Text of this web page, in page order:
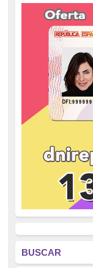
BUSCAR